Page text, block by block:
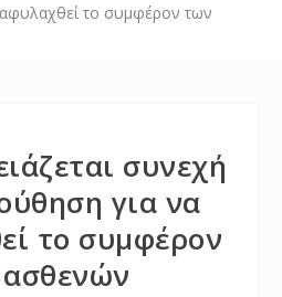
το συμφέρον των
συνεχή
για να
το συμφέρον